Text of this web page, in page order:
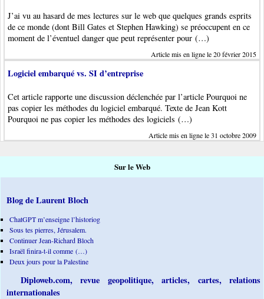
J’ai vu au hasard de mes lectures sur le web que quelques grands esprits
de ce monde (dont Bill Gates et Stephen Hawking) se préoccupent en ce
moment de l’éventuel danger que peut représenter pour (…)
Article mis en ligne le 20 février 2015
Logiciel embarqué vs. SI d’entreprise
Cet article rapporte une discussion déclenchée par l’article Pourquoi ne
pas copier les méthodes du logiciel embarqué. Texte de Jean Kott
Pourquoi ne pas copier les méthodes des logiciels (…)
Article mis en ligne le 31 octobre 2009
Sur le Web
Blog de Laurent Bloch
ChatGPT m’enseigne l’historiog
Sous tes pierres, Jérusalem.
Continuer Jean-Richard Bloch
Israël finira-t-il comme (…)
Deux jours pour la Palestine
Diploweb.com, revue geopolitique, articles, cartes, relations
internationales